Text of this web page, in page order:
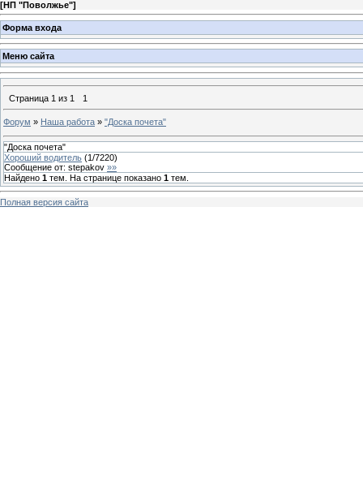
[НП "Поволжье"]
Форма входа
Меню сайта
Страница 1 из 1 1
Форум » Наша работа » "Доска почета"
"Доска почета"
Хороший водитель (1/7220)
Сообщение от: stepakov »»
Найдено 1 тем. На странице показано 1 тем.
Полная версия сайта